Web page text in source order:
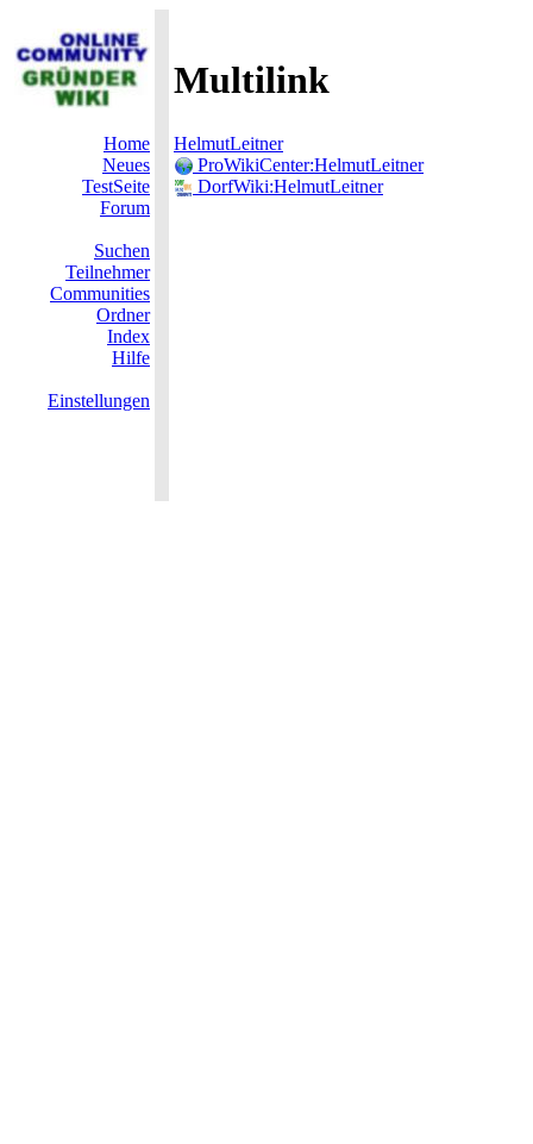
Multilink
Home
Neues
TestSeite
Forum
Suchen
Teilnehmer
Communities
Ordner
Index
Hilfe
Einstellungen
HelmutLeitner
ProWikiCenter:HelmutLeitner
DorfWiki:HelmutLeitner